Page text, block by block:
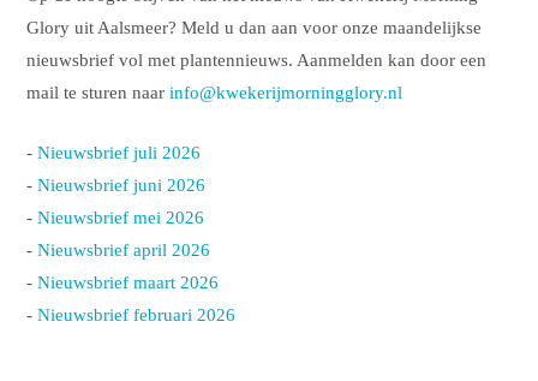
Glory uit Aalsmeer? Meld u dan aan voor onze maandelijkse
nieuwsbrief vol met plantennieuws. Aanmelden kan door een
mail te sturen naarinfo@kwekerijmorningglory.nl
-Nieuwsbrief juli 2026
-Nieuwsbrief juni 2026
-Nieuwsbrief mei 2026
-Nieuwsbrief april 2026
-Nieuwsbrief maart 2026
-Nieuwsbrief februari 2026